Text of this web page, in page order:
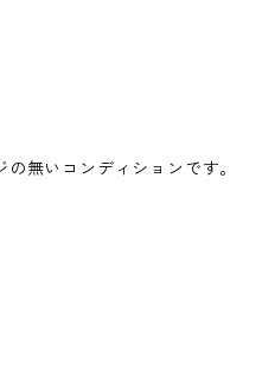
無いコンディションです。